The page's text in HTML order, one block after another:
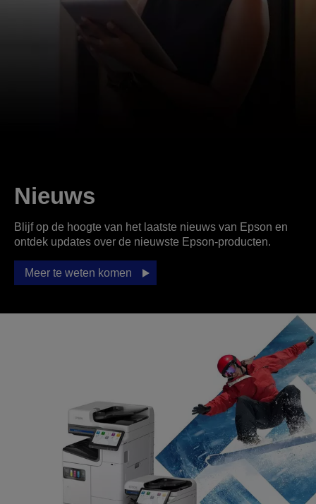
Nieuws
Blijf op de hoogte van het laatste nieuws van Epson en
ontdek updates over de nieuwste Epson-producten.
Meer te weten komen